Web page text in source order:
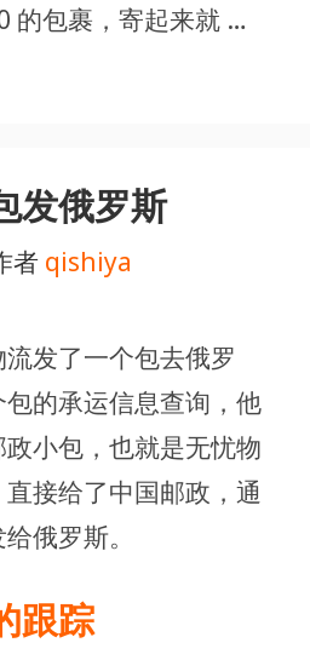
的包裹，寄起来就 …
发俄罗斯
者 qishiya
发了一个包去俄罗
的承运信息查询，他
小包，也就是无忧物
接给了中国邮政，通
俄罗斯。
跟踪